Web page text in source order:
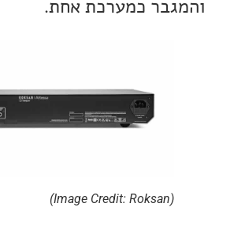
כמערכת אחת.